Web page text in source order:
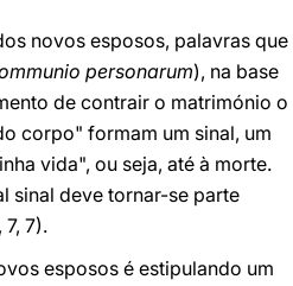
novos esposos, palavras que
personarum), na base
de contrair o matrimónio o
corpo" formam um sinal, um
vida", ou seja, até à morte.
sinal deve tornar-se parte
7).
esposos é estipulando um